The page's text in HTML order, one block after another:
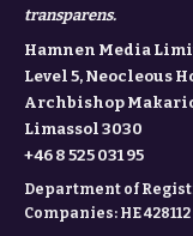
transparens.
Hamnen Media
Level 5, Neocleous
Archbishop
Limassol 3030
+46 8 525 031 95
Department of
Companies: HE 428112